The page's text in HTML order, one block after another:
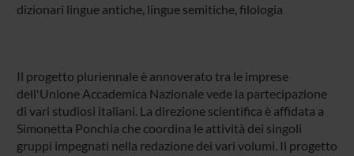
dizionari lingue antiche, lingue semitiche, filologia
Il progetto pluriennale è annoverato tra le imprese
dell'Unione Accademica Nazionale vede la partecipazione
di vari studiosi italiani. La direzione scientifica è affidata a
Simonetta Ponchia che coordina le attività dei singoli
gruppi impegnati nella redazione dei vari volumi. Il progetto